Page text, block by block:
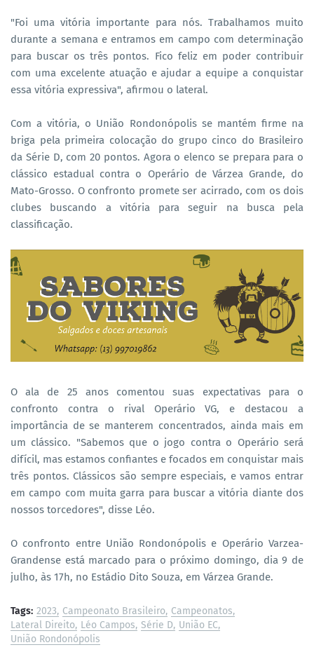
"Foi uma vitória importante para nós. Trabalhamos muito
durante a semana e entramos em campo com determinação
para buscar os três pontos. Fico feliz em poder contribuir
com uma excelente atuação e ajudar a equipe a conquistar
essa vitória expressiva", afirmou o lateral.
Com a vitória, o União Rondonópolis se mantém firme na
briga pela primeira colocação do grupo cinco do Brasileiro
da Série D, com 20 pontos. Agora o elenco se prepara para o
clássico estadual contra o Operário de Várzea Grande, do
Mato-Grosso. O confronto promete ser acirrado, com os dois
clubes buscando a vitória para seguir na busca pela
classificação.
O ala de 25 anos comentou suas expectativas para o
confronto contra o rival Operário VG, e destacou a
importância de se manterem concentrados, ainda mais em
um clássico. "Sabemos que o jogo contra o Operário será
difícil, mas estamos confiantes e focados em conquistar mais
três pontos. Clássicos são sempre especiais, e vamos entrar
em campo com muita garra para buscar a vitória diante dos
nossos torcedores", disse Léo.
O confronto entre União Rondonópolis e Operário Varzea-
Grandense está marcado para o próximo domingo, dia 9 de
julho, às 17h, no Estádio Dito Souza, em Várzea Grande.
Tags: 2023 Campeonato Brasileiro Campeonatos
Lateral Direito Léo Campos Série D União EC
União Rondonópolis